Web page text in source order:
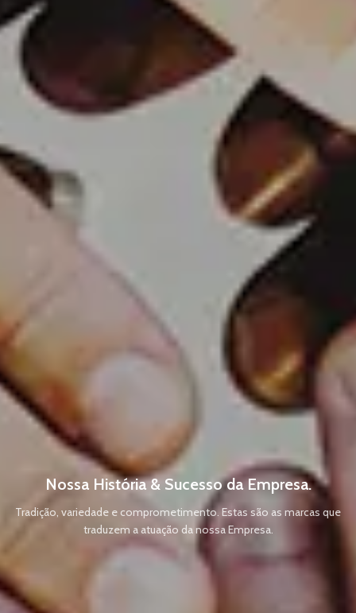
Nossa História & Sucesso da Empresa.
Tradição, variedade e comprometimento. Estas são as marcas que
traduzem a atuação da nossa Empresa.